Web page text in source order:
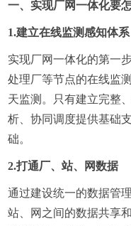
一、实现厂网一体化要
1.建立在线监测感知体系
实现厂网一体化的第一
处理厂等节点的在线监
天监测。只有建立完整
析、协同调度提供基础
础。
2.打通厂、站、网数据
通过建设统一的数据管
站、网之间的数据共享